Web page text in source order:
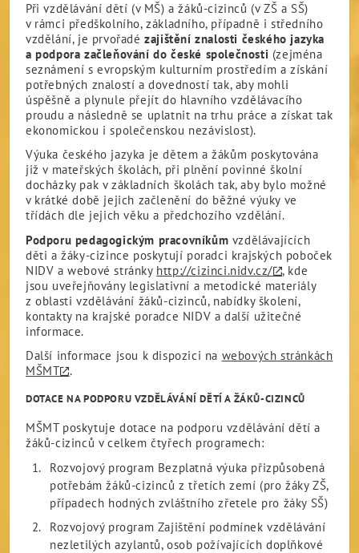
Při vzdělávání dětí (v MŠ) a žáků-cizinců (v ZŠ a SŠ)
v rámci předškolního, základního, případně i středního
vzdělání, je prvořadézajištění znalosti českého jazyka
a podpora začleňování do české společnosti (zejména
seznámení s evropským kulturním prostředím a získání
potřebných znalostí a dovedností tak, aby mohli
úspěšně a plynule přejít do hlavního vzdělávacího
proudu a následně se uplatnit na trhu práce a získat tak
ekonomickou i společenskou nezávislost).
Výuka českého jazyka je dětem a žákům poskytována
již v mateřských školách, při plnění povinné školní
docházky pak v základních školách tak, aby bylo možné
v krátké době jejich začlenění do běžné výuky ve
třídách dle jejich věku a předchozího vzdělání.
Podporu pedagogickým pracovníkům vzdělávajících
děti a žáky-cizince poskytují poradci krajských poboček
NIDV a webové stránky http://cizinci.nidv.cz/
, kde
jsou uveřejňovány legislativní a metodické materiály
z oblasti vzdělávání žáků-cizinců, nabídky školení,
kontakty na krajské poradce NIDV a další užitečné
informace.
Další informace jsou k dispozici na webových stránkách
MŠMT
.
DOTACE NA PODPORU VZDĚLÁVÁNÍ DĚTÍ A ŽÁKŮ-CIZINCŮ
MŠMT poskytuje dotace na podporu vzdělávání dětí a
žáků-cizinců v celkem čtyřech programech:
Rozvojový program Bezplatná výuka přizpůsobená
potřebám žáků-cizinců z třetích zemí (pro žáky ZŠ,
případech hodných zvláštního zřetele pro žáky SŠ)
Rozvojový program Zajištění podmínek vzdělávání
nezletilých azylantů, osob požívajících doplňkové